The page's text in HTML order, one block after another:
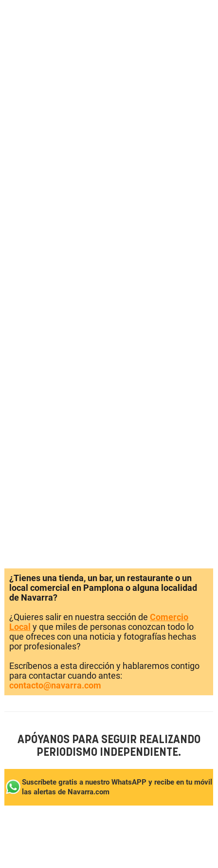
¿Tienes una tienda, un bar, un restaurante o un
local comercial en Pamplona o alguna localidad
de Navarra?
¿Quieres salir en nuestra sección de Comercio
Local y que miles de personas conozcan todo lo
que ofreces con una noticia y fotografías hechas
por profesionales?
Escríbenos a esta dirección y hablaremos contigo
para contactar cuando antes:
contacto@navarra.com
APÓYANOS PARA SEGUIR REALIZANDO
PERIODISMO INDEPENDIENTE.
Suscríbete gratis a nuestro WhatsAPP y recibe en tu móvil
las alertas de Navarra.com